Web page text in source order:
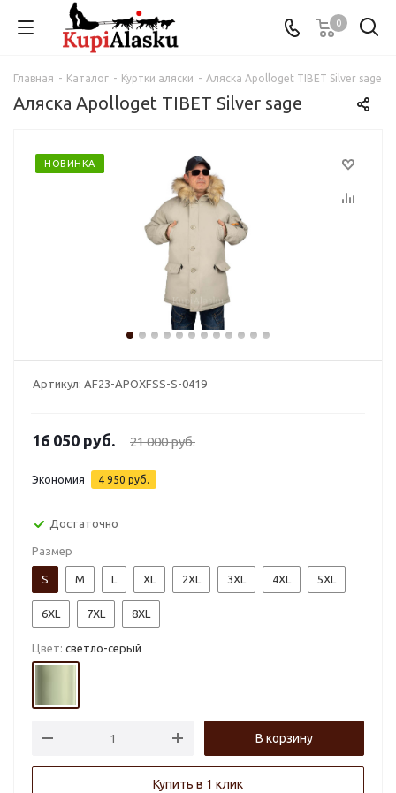
0
Главная - Каталог - Куртки аляски - Аляска Apolloget TIBET Silver sage
Аляска Apolloget TIBET Silver sage
НОВИНКА
Артикул: AF23-APOXFSS-S-0419
16 050 руб. 21 000руб.
Экономия 4 950 руб.
Достаточно
Размер
S M L XL 2XL 3XL 4XL 5XL
6XL 7XL 8XL
Цвет: светло-серый
В корзину
Купить в 1 клик